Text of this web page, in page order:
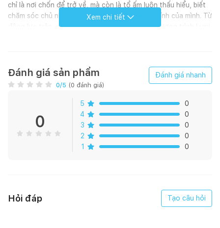
chỉ là nơi chốn để trở về, mà còn là tổ ấm luôn thấu hiểu, biết
chăm sóc chủ nhân và cũng là nơi thể hiện cá tính của mình. Từ
động lực trên, chúng tôi hân hạnh giới thiệu chương trình Lumi
CHƯƠNG TRÌNH “TẬU NHÀ THÔNG MINH - RINH NGÀN ƯU
- Tặng ngay 3.000.000 VNĐ khi đăng ký sử dụng giải pháp
Smarthome Lumi cho CHUNG CƯ 3 PHÒNG NGỦ trị giá từ
sang trọng, tinh tế với những tiện ích của ngôi nhà tương lai:
Xem chi tiết
Đánh giá sản phẩm
0/5 (0 đánh giá)
Đánh giá nhanh
0
5
0
4
0
3
0
2
0
1
0
Hỏi đáp Tạo câu hỏi